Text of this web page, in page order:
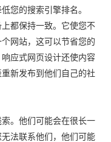
您的搜索引擎排名。
都保持一致。它使您不
网站，这可以节省您的
应式网页设计还使内容
新发布到他们自己的社
。他们可能会在很长一
法联系他们，他们可能